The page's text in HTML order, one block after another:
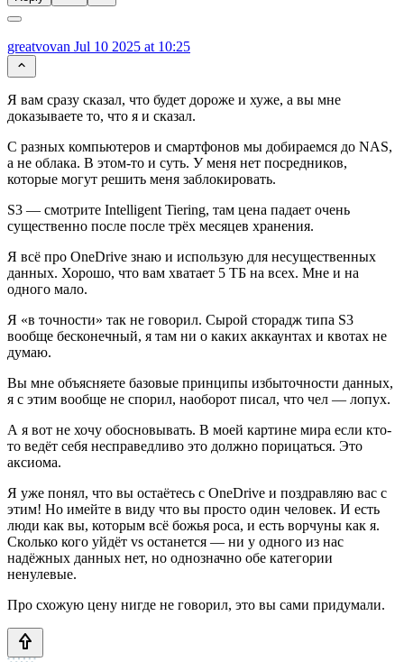
greatvovan Jul 10 2025 at 10:25
Я вам сразу сказал, что будет дороже и хуже, а вы мне
доказываете то, что я и сказал.
С разных компьютеров и смартфонов мы добираемся до NAS,
а не облака. В этом-то и суть. У меня нет посредников,
которые могут решить меня заблокировать.
S3 — смотрите Intelligent Tiering, там цена падает очень
существенно после после трёх месяцев хранения.
Я всё про OneDrive знаю и использую для несущественных
данных. Хорошо, что вам хватает 5 ТБ на всех. Мне и на
одного мало.
Я «в точности» так не говорил. Сырой сторадж типа S3
вообще бесконечный, я там ни о каких аккаунтах и квотах не
думаю.
Вы мне объясняете базовые принципы избыточности данных,
я с этим вообще не спорил, наоборот писал, что чел — лопух.
А я вот не хочу обосновывать. В моей картине мира если кто-
то ведёт себя несправедливо это должно порицаться. Это
аксиома.
Я уже понял, что вы остаётесь с OneDrive и поздравляю вас с
этим! Но имейте в виду что вы просто один человек. И есть
люди как вы, которым всё божья роса, и есть ворчуны как я.
Сколько кого уйдёт vs останется — ни у одного из нас
надёжных данных нет, но однозначно обе категории
ненулевые.
Про схожую цену нигде не говорил, это вы сами придумали.